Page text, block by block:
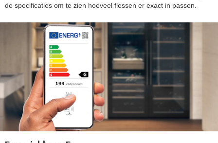
de specificaties om te zien hoeveel flessen er exact in passen.